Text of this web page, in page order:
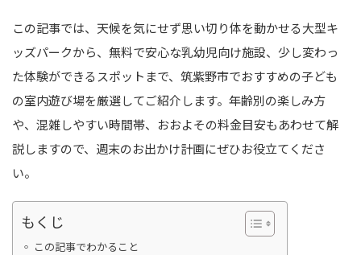
この記事では、天候を気にせず思い切り体を動かせる大型キ
ッズパークから、無料で安心な乳幼児向け施設、少し変わっ
た体験ができるスポットまで、筑紫野市でおすすめの子ども
の室内遊び場を厳選してご紹介します。年齢別の楽しみ方
や、混雑しやすい時間帯、おおよその料金目安もあわせて解
説しますので、週末のお出かけ計画にぜひお役立てくださ
い。
もくじ
この記事でわかること